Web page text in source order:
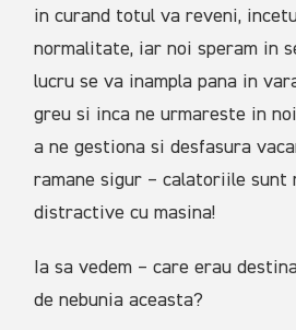
in curand totul va reveni,
normalitate, iar noi speram in
lucru se va inampla pana in
greu si inca ne urmareste in
a ne gestiona si desfasura
ramane sigur – calatoriile sunt
distractive cu masina!
Ia sa vedem – care erau
de nebunia aceasta?